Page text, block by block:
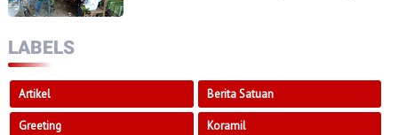
LABELS
Artikel Berita Satuan
Greeting Koramil